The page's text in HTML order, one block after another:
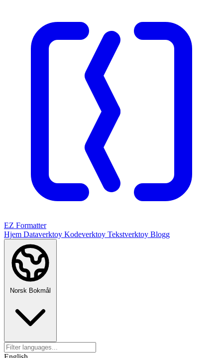
EZ Formatter
Hjem Dataverktoy Kodeverktoy Tekstverktoy Blogg
Norsk Bokmål